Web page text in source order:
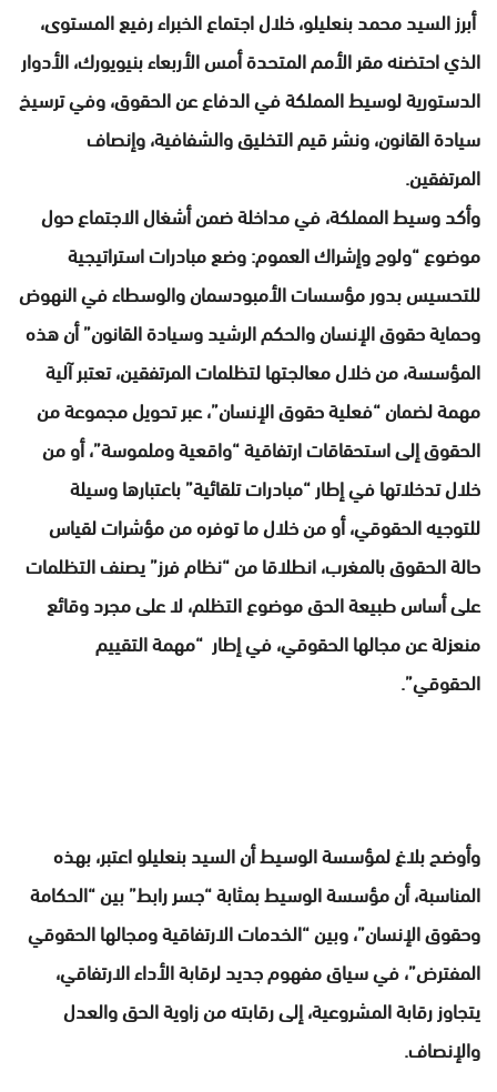
أبرز السيد محمد بنعليلو، خلال اجتماع الخبراء رفيع المستوى،
الذي احتضنه مقر الأمم المتحدة أمس الأربعاء بنيويورك، الأدوار
الدستورية لوسيط المملكة في الدفاع عن الحقوق، وفي ترسيخ
سيادة القانون، ونشر قيم التخليق والشفافية، وإنصاف
المرتفقين.
وأكد وسيط المملكة، في مداخلة ضمن أشغال الاجتماع حول
موضوع “ولوج وإشراك العموم: وضع مبادرات استراتيجية
للتحسيس بدور مؤسسات الأمبودسمان والوسطاء في النهوض
وحماية حقوق الإنسان والحكم الرشيد وسيادة القانون” أن هذه
المؤسسة، من خلال معالجتها لتظلمات المرتفقين، تعتبر آلية
مهمة لضمان “فعلية حقوق الإنسان”، عبر تحويل مجموعة من
الحقوق إلى استحقاقات ارتفاقية “واقعية وملموسة”، أو من
خلال تدخلاتها في إطار “مبادرات تلقائية” باعتبارها وسيلة
للتوجيه الحقوقي، أو من خلال ما توفره من مؤشرات لقياس
حالة الحقوق بالمغرب، انطلاقا من “نظام فرز” يصنف التظلمات
على أساس طبيعة الحق موضوع التظلم، لا على مجرد وقائع
منعزلة عن مجالها الحقوقي، في إطار “مهمة التقييم
الحقوقي”.
وأوضح بلاغ لمؤسسة الوسيط أن السيد بنعليلو اعتبر، بهذه
المناسبة، أن مؤسسة الوسيط بمثابة “جسر رابط” بين “الحكامة
وحقوق الإنسان”، وبين “الخدمات الارتفاقية ومجالها الحقوقي
المفترض”، في سياق مفهوم جديد لرقابة الأداء الارتفاقي،
يتجاوز رقابة المشروعية، إلى رقابته من زاوية الحق والعدل
والإنصاف.